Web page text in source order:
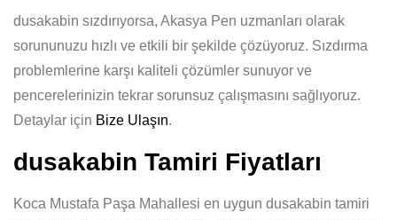
dusakabin sızdırıyorsa, Akasya Pen uzmanları olarak
sorununuzu hızlı ve etkili bir şekilde çözüyoruz. Sızdırma
problemlerine karşı kaliteli çözümler sunuyor ve
pencerelerinizin tekrar sorunsuz çalışmasını sağlıyoruz.
Detaylar için Bize Ulaşın.
dusakabin Tamiri Fiyatları
Koca Mustafa Paşa Mahallesi en uygun dusakabin tamiri